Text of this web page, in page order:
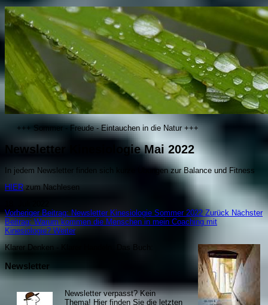
+++ Sommer - Freude - Eintauchen in die Natur +++
Newsletter Kinesiologie Mai 2022
In jedem Newsletter finden sich kurze Übungen zur Balance und Fitness
HIER zum Nachlesen
Vorheriger Beitrag: Newsletter Kinesiologie Sommer 2022 Zurück Nächster
Beitrag: Warum kommen die Menschen in mein Coaching mit
Kinesiologie? Weiter
Klarer Denken - Klarer Handeln. Da s Buch:
Newsletter
Newsletter verpasst? Kein
Thema! Hier finden Sie die letzten